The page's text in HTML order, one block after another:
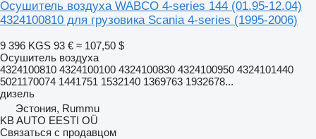
Осушитель воздуха WABCO 4-series 144 (01.95-12.04)
4324100810 для грузовика Scania 4-series (1995-2006)
9 396 KGS 93 € ≈ 107,50 $
Осушитель воздуха
4324100810 4324100100 4324100830 4324100950 4324101440
5021170074 1441751 1532140 1369763 1932678...
дизель
Эстония, Rummu
KB AUTO EESTI OÜ
Связаться с продавцом